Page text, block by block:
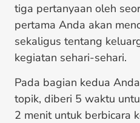
tiga pertanyaan oleh
pertama Anda akan
sekaligus tentang
kegiatan sehari-sehari.
Pada bagian kedua
topik, diberi 5 waktu
2 menit untuk berbicara